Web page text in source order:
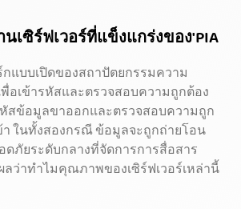
เซิร์ฟเวอร์ที่แข็งแกร่งของ'PIA
ร์กแบบเปิดของสถาปัตยกรรมความ
พื่อเข้ารหัสและตรวจสอบความถูกต้อง
สข้อมูลขาออกและตรวจสอบความถูก
ในทั้งสองกรณี ข้อมูลจะถูกถ่ายโอน
ดภัยระดับกลางที่จัดการการสื่อสาร
ว่าทำไมคุณภาพของเซิร์ฟเวอร์เหล่านี้